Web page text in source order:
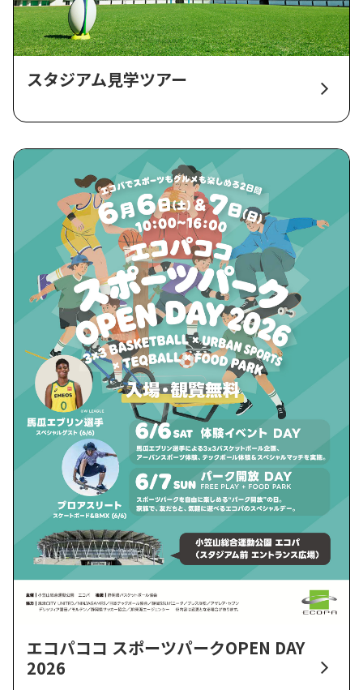
スタジアム見学ツアー
エコパココ スポーツパークOPEN DAY
2026